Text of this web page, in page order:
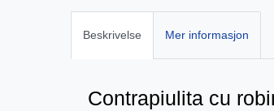
Beskrivelse Mer informasjon
Contrapiulita cu